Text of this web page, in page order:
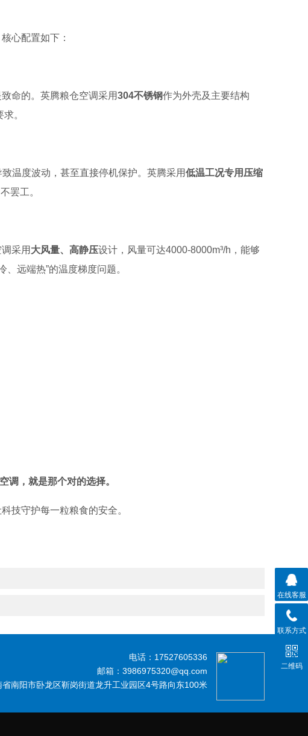
核心配置如下：
命的。英腾粮仓空调采用304不锈钢作为外壳及主要结构
。
温度波动，甚至直接停机保护。英腾采用低温工况专用压缩
罢工。
采用 大风量、高静压设计，风量可达4000-8000m³/h，能够
远端热”的温度梯度问题。
，就是那个对的选择。
技守护每一粒粮食的安全。
电话：17527605336
邮箱：3986975320@qq.com
省南阳市卧龙区靳岗街道龙升工业园区4号路向东100米
在线客服
联系方式
二维码